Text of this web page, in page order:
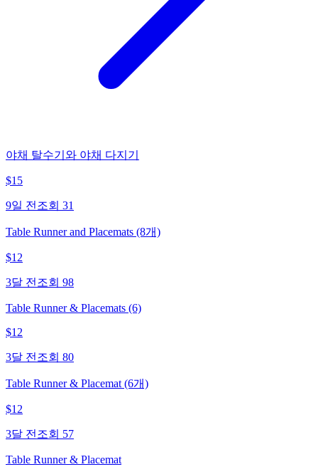
야채 탈수기와 야채 다지기
$15
9일 전 조회 31
Table Runner and Placemats (8개)
$12
3달 전 조회 98
Table Runner & Placemats (6)
$12
3달 전 조회 80
Table Runner & Placemat (6개)
$12
3달 전 조회 57
Table Runner & Placemat